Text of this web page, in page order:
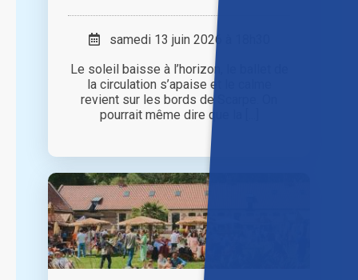
samedi 13 juin 2026 à 18h30
Le soleil baisse à l’horizon, le ballet de
la circulation s’apaise et le calme
revient sur les bords de Scarpe. On
pourrait même dire que la [...]